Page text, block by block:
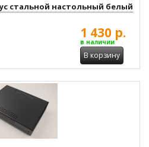
стальной настольный белый
1 430 р.
в наличии
В корзину